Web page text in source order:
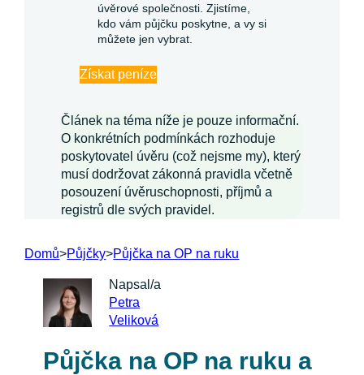
úvěrové společnosti. Zjistíme,
kdo vám půjčku poskytne, a vy si
můžete jen vybrat.
Získat peníze
Článek na téma níže je pouze informační.
O konkrétních podmínkách rozhoduje
poskytovatel úvěru (což nejsme my), který
musí dodržovat zákonná pravidla včetně
posouzení úvěruschopnosti, příjmů a
registrů dle svých pravidel.
Domů>Půjčky>Půjčka na OP na ruku
Napsal/a
Petra
Veliková
Půjčka na OP na ruku a